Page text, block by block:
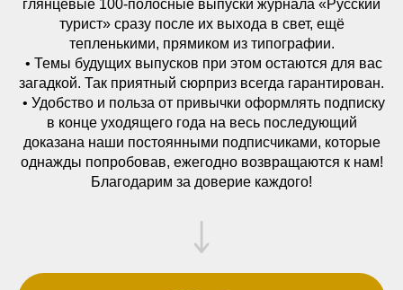
глянцевые 100-полосные выпуски журнала «Русский
турист» сразу после их выхода в свет, ещё
тепленькими, прямиком из типографии.
• Темы будущих выпусков при этом остаются для вас
загадкой. Так приятный сюрприз всегда гарантирован.
• Удобство и польза от привычки оформлять подписку
в конце уходящего года на весь последующий
доказана наши постоянными подписчиками, которые
однажды попробовав, ежегодно возвращаются к нам!
Благодарим за доверие каждого!